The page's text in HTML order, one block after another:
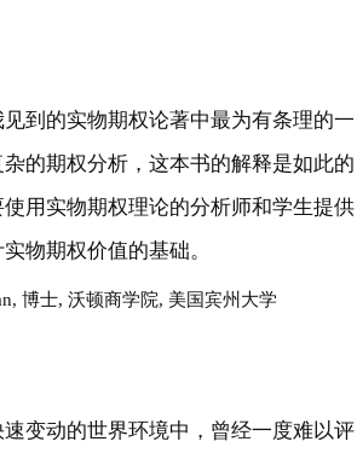
到的实物期权论著中最为有条理的一
的期权分析，这本书的解释是如此的
用实物期权理论的分析师和学生提供
物期权价值的基础。
博士, 沃顿商学院, 美国宾州大学
变动的世界环境中，曾经一度难以评